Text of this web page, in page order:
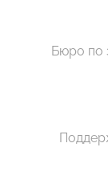
Бюро по